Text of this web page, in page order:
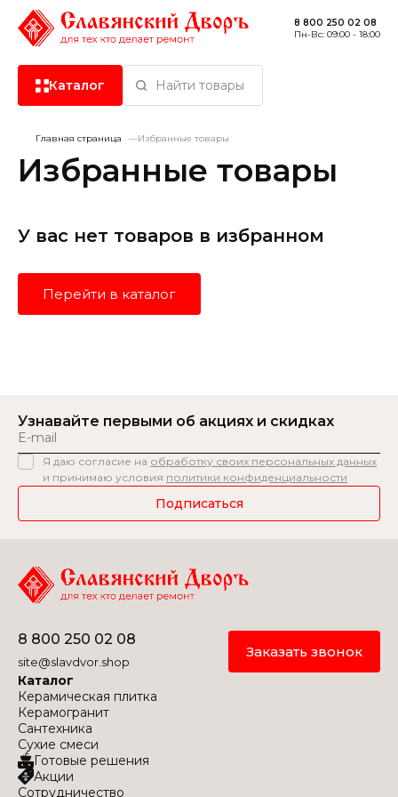
8 800 250 02 08
Пн-Вс: 09:00 - 18:00
Каталог Найти товары
Сантехника
Главная страница Избранные товары
Избранные товары
У вас нет товаров в избранном
Перейти в каталог
Узнавайте первыми об акциях и скидках
Я даю согласие на обработку своих персональных данных
и принимаю условия политики конфиденциальности
Подписаться
8 800 250 02 08
site@slavdvor.shop
Заказать звонок
Каталог
Керамическая плитка
Керамогранит
Сантехника
Сухие смеси
Готовые решения
Акции
Сотрудничество